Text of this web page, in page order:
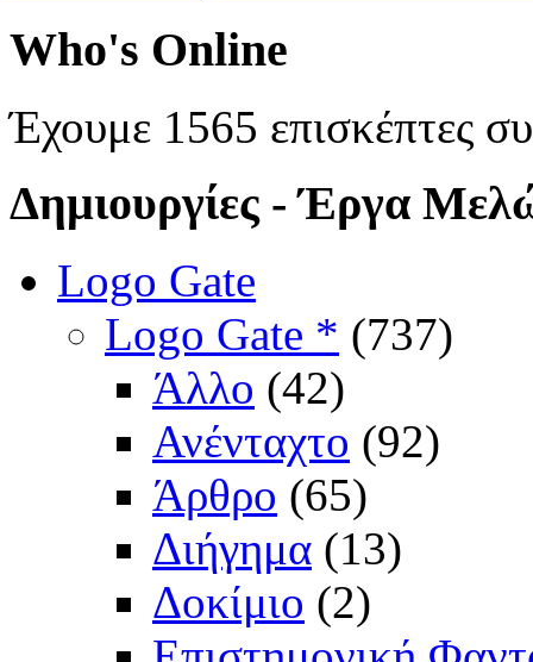
Who's Online
Έχουμε 1565 επισκέπτες
Δημιουργίες - Έργα
Logo Gate
Logo Gate * (737)
Άλλο (42)
Ανένταχτο (92)
Άρθρο (65)
Διήγημα (13)
Δοκίμιο (2)